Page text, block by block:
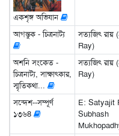
একশৃঙ্গ অভিযান
আগন্তুক - চিত্রনাট্য
সত্যজিৎ রায়
Ray)
অশনি সংকেত -
চিত্রনাট্য, সাক্ষাৎকার,
স্মৃতিকথা...
সত্যজিৎ রায়
Ray)
সন্দেশ--সম্পূর্ণ
১৩৬8
E: Satyajit
Subhash